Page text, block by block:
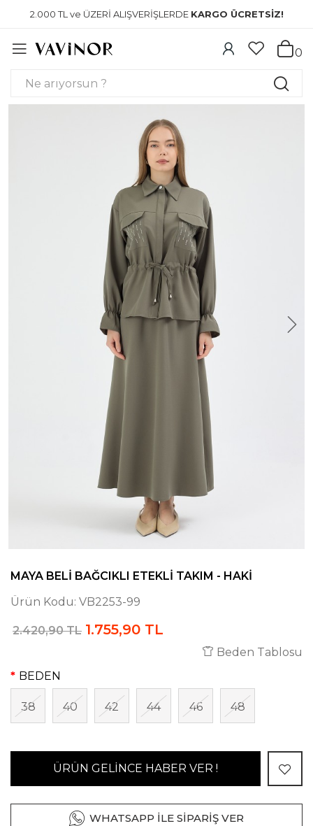
2.000 TL ve ÜZERİ ALIŞVERİŞLERDE KARGO ÜCRETSİZ!
0
MAYA BELI BAĞCIKLI ETEKLI TAKIM - HAKI
Ürün Kodu: VB2253-99
2.420,90 TL 1.755,90 TL
Beden Tablosu
BEDEN
38 40 42 44 46 48
ÜRÜN GELİNCE HABER VER !
WHATSAPP İLE SİPARİŞ VER